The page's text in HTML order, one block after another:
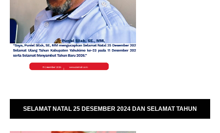
SELAMAT NATAL 25 DESEMBER 2024 DAN SELAMAT TAHUN